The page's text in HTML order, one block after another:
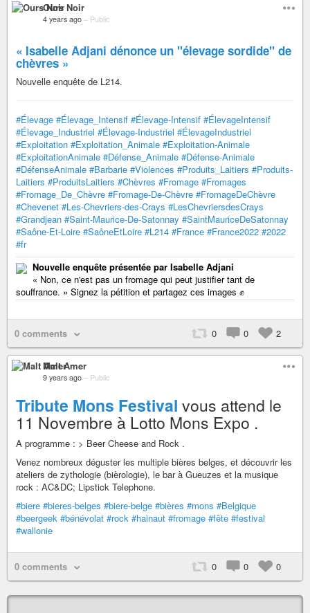
Ours Noir
4 years ago – Public
« Isabelle Adjani dénonce un "élevage sordide" de
chèvres »
Nouvelle enquête de L214.
#Élevage #Élevage_Intensif #Élevage-Intensif #ÉlevageIntensif
#Élevage_Industriel #Élevage-Industriel #ÉlevageIndustriel
#Exploitation #Exploitation_Animale #Exploitation-Animale
#ExploitationAnimale #Défense_Animale #Défense-Animale
#DéfenseAnimale #Barbarie #Violences #Produits_Laitiers #Produits-
Laitiers #ProduitsLaitiers #Chèvres #Fromage #Fromages
#Fromage_De_Chèvre #Fromage-De-Chèvre #FromageDeChèvre
#Chevenet #Les-Chevriers-des-Crays #LesChevriersdesCrays
#Grandjean #Saint-Maurice-De-Satonnay #SaintMauriceDeSatonnay
#Saône-Et-Loire #SaôneEtLoire #L214 #France #France2022 #2022
#fr
Nouvelle enquête présentée par Isabelle Adjani
« Non, ce n'est pas un fromage qui peut justifier tant de
souffrance. » Signez la pétition et partagez ces images ✊
0 comments 0 0 2
Malt Amer
9 years ago – Public
Tribute Mons Festival vous attend le
11 Novembre à Lotto Mons Expo .
A programme : > Beer Cheese and Rock .
Venez nombreux déguster les multiple bières belges, et découvrir les
ateliers de zythologie (bièrologie), le bar à Gueuzes et la musique
rock : AC&DC; Lipstick Telephone.
#biere #bieres-belges #biere-belge #bières #mons #Belgique
#beergeek #bénévolat #rock #hainaut #fromage #fête #festival
#wallonie
0 comments 0 0 0